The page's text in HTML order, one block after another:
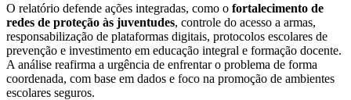
O relatório defende ações integradas, como o fortalecimento de
redes de proteção às juventudes, controle do acesso a armas,
responsabilização de plataformas digitais, protocolos escolares de
prevenção e investimento em educação integral e formação docente.
A análise reafirma a urgência de enfrentar o problema de forma
coordenada, com base em dados e foco na promoção de ambientes
escolares seguros.